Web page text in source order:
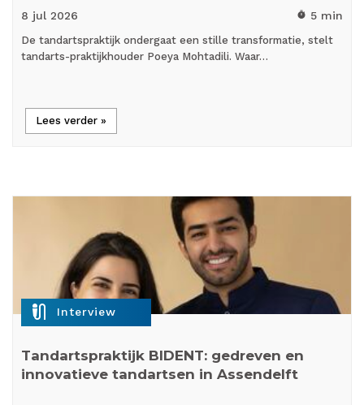
8 jul 2026 timer 5 min
De tandartspraktijk ondergaat een stille transformatie, stelt
tandarts-praktijkhouder Poeya Mohtadili. Waar…
Lees verder »
mic_external_on Interview
Tandartspraktijk BIDENT: gedreven en
innovatieve tandartsen in Assendelft